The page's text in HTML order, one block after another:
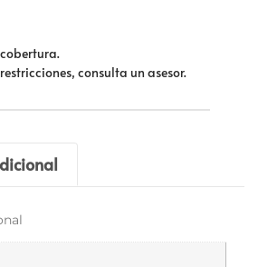
consulta un asesor.